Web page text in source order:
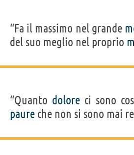
“Fa il massimo nel grande
del suo meglio nel proprio
“Quanto dolore ci sono
paure che non si sono mai